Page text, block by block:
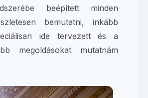
beépített minden
bemutatni, inkább
ide tervezett és a
megoldásokat mutatnám